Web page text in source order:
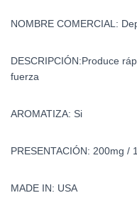
NOMBRE COMERCIAL:
DESCRIPCIÓN:Produce
fuerza
AROMATIZA: Si
PRESENTACIÓN: 200mg /
MADE IN: USA